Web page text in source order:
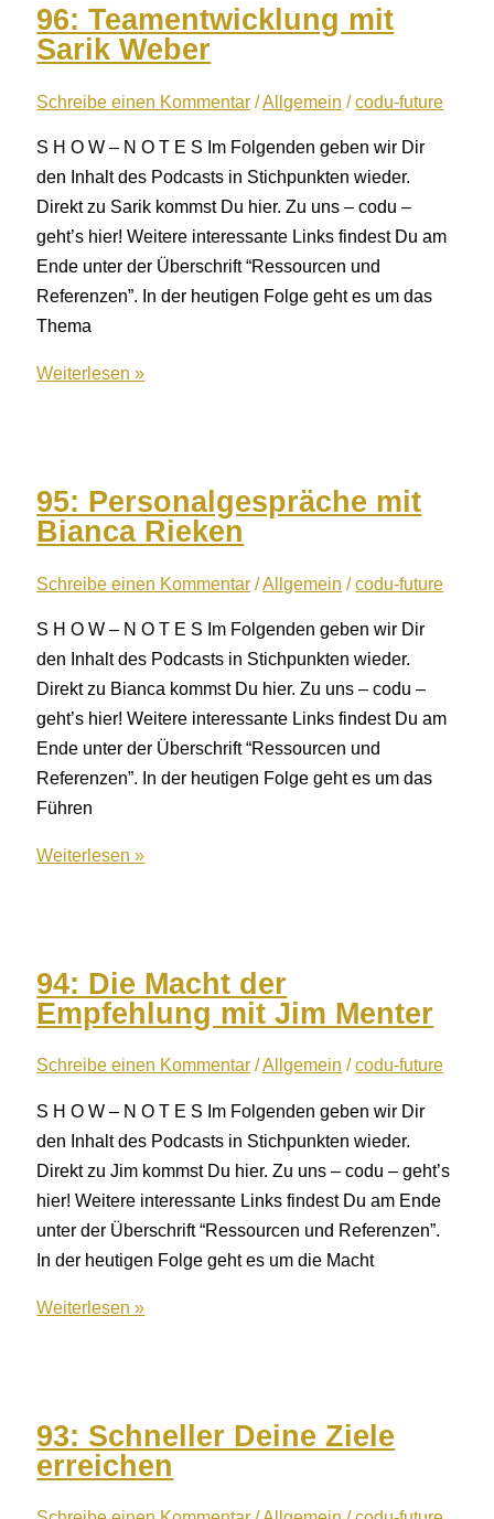
96: Teamentwicklung mit
Sarik Weber
Schreibe einen Kommentar /Allgemein /codu-future
S H O W – N O T E S Im Folgenden geben wir Dir
den Inhalt des Podcasts in Stichpunkten wieder.
Direkt zu Sarik kommst Du hier. Zu uns – codu –
geht’s hier! Weitere interessante Links findest Du am
Ende unter der Überschrift “Ressourcen und
Referenzen”. In der heutigen Folge geht es um das
Thema
96:
Weber
Weiterlesen »
95: Personalgespräche mit
Bianca Rieken
Schreibe einen Kommentar /Allgemein /codu-future
S H O W – N O T E S Im Folgenden geben wir Dir
den Inhalt des Podcasts in Stichpunkten wieder.
Direkt zu Bianca kommst Du hier. Zu uns – codu –
geht’s hier! Weitere interessante Links findest Du am
Ende unter der Überschrift “Ressourcen und
Referenzen”. In der heutigen Folge geht es um das
Führen
95:
Rieken
Weiterlesen »
94: Die Macht der
Empfehlung mit Jim Menter
Schreibe einen Kommentar /Allgemein /codu-future
S H O W – N O T E S Im Folgenden geben wir Dir
den Inhalt des Podcasts in Stichpunkten wieder.
Direkt zu Jim kommst Du hier. Zu uns – codu – geht’s
hier! Weitere interessante Links findest Du am Ende
unter der Überschrift “Ressourcen und Referenzen”.
In der heutigen Folge geht es um die Macht
94:
Empfehlung
mit
Jim
Menter
Weiterlesen »
93: Schneller Deine Ziele
erreichen